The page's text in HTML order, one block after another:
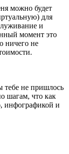
можно будет
для
и
момент это
ничего не
тебе не пришлось
шагам, что как
инфографикой и